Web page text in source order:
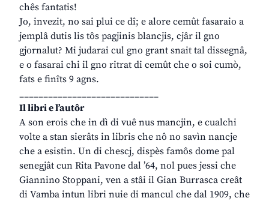
chês fantatis!
Jo, invezit, no sai plui ce dî; e alore cemût fasaraio a
jemplâ dutis lis tôs pagjinis blancjis, cjâr il gno
gjornalut? Mi judarai cul gno grant snait tal dissegnâ,
e o fasarai chi il gno ritrat di cemût che o soi cumò,
fats e finîts 9 agns.
_____________________________
Il libri e l’autôr
A son erois che in dì di vuê nus mancjin, e cualchi
volte a stan sierâts in libris che nô no savìn nancje
che a esistin. Un di chescj, dispès famôs dome pal
senegjât cun Rita Pavone dal ’64, nol pues jessi che
Giannino Stoppani, ven a stâi il Gian Burrasca creât
di Vamba intun libri nuie di mancul che dal 1909, che